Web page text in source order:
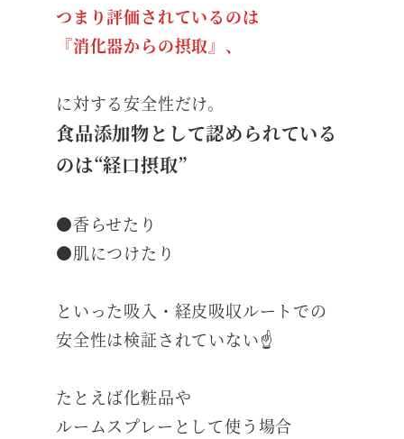
つまり評価されているのは
『消化器からの摂取』、
に対する安全性だけ。
食品添加物として認められている
のは“経口摂取”
●香らせたり
●肌につけたり
といった吸入・経皮吸収ルートでの
安全性は検証されていない☝️
たとえば化粧品や
ルームスプレーとして使う場合